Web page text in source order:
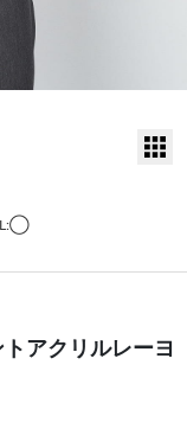
L:◯
アクリルレーヨ